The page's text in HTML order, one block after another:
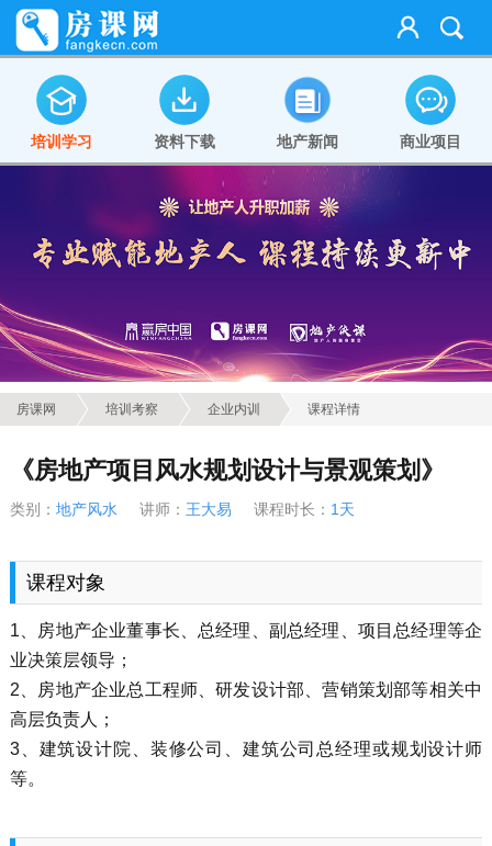
培训学习 资料下载 地产新闻 商业项目
房课网 培训考察 企业内训 课程详情
《房地产项目风水规划设计与景观策划》
类别： 地产风水 讲师： 王大易 课程时长： 1天
课程对象
1、房地产企业董事长、总经理、副总经理、项目总经理等企
业决策层领导；
2、房地产企业总工程师、研发设计部、营销策划部等相关中
高层负责人；
3、建筑设计院、装修公司、建筑公司总经理或规划设计师
等。